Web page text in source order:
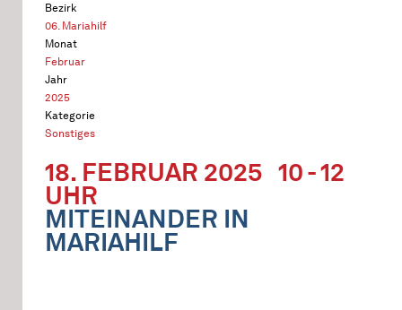
Bezirk
06. Mariahilf
Monat
Februar
Jahr
2025
Kategorie
Sonstiges
18. FEBRUAR 2025 10 - 12
UHR
MITEINANDER IN
MARIAHILF